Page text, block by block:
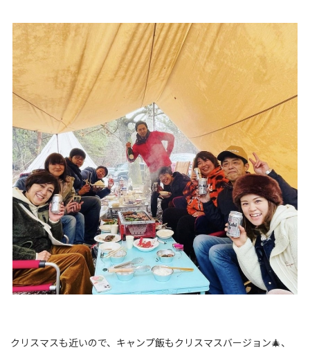
クリスマスも近いので、キャンプ飯もクリスマスバージョン🎄、